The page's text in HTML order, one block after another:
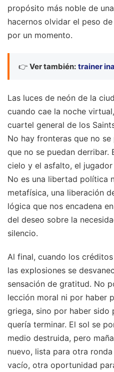
propósito más noble de
hacernos olvidar el peso
por un momento.
👉 Ver también: trainer
Las luces de neón de la
cuando cae la noche
cuartel general de los
No hay fronteras que no
que no se puedan derribar.
cielo y el asfalto, el
No es una libertad política
metafísica, una liberación
lógica que nos encadena
del deseo sobre la
silencio.
Al final, cuando los
las explosiones se
sensación de gratitud. No
lección moral ni por haber
griega, sino por haber sido
quería terminar. El sol se
medio destruida, pero
nuevo, lista para otra
vacío, otra oportunidad